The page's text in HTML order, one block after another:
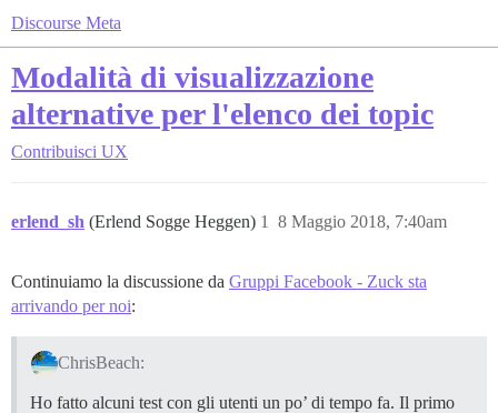
Discourse Meta
Modalità di visualizzazione
alternative per l'elenco dei topic
Contribuisci UX
erlend_sh (Erlend Sogge Heggen) 8 Maggio 2018, 7:40am
1
Continuiamo la discussione da Gruppi Facebook - Zuck sta
arrivando per noi:
ChrisBeach:
Ho fatto alcuni test con gli utenti un po’ di tempo fa. Il primo